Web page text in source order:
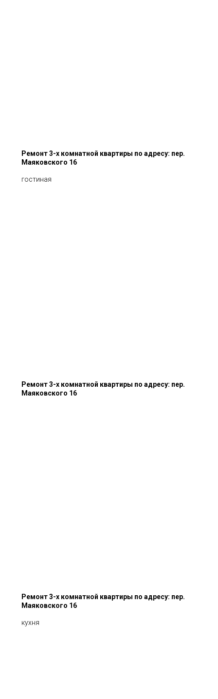
Ремонт 3-х комнатной квартиры по адресу: пер.
Маяковского 16
гостиная
Ремонт 3-х комнатной квартиры по адресу: пер.
Маяковского 16
Ремонт 3-х комнатной квартиры по адресу: пер.
Маяковского 16
кухня